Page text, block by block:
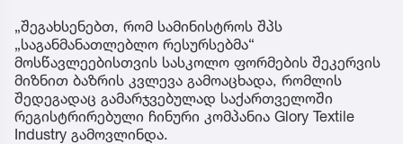
„შეგახსენებთ, რომ სამინისტროს შპს
„საგანმანათლებლო რესურსებმა“
მოსწავლეებისთვის სასკოლო ფორმების შეკერვის
მიზნით ბაზრის კვლევა გამოაცხადა, რომლის
შედეგადაც გამარჯვებულად საქართველოში
რეგისტრირებული ჩინური კომპანია Glory Textile
Industry გამოვლინდა.